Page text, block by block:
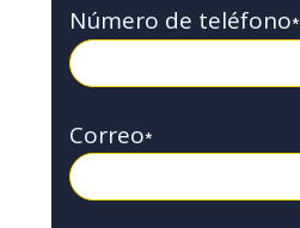
Número de teléfono*
Correo*